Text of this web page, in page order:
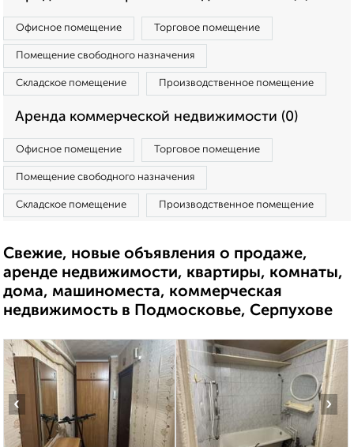
Офисное помещение Торговое помещение
Помещение свободного назначения
Складское помещение Производственное помещение
Аренда коммерческой недвижимости (0)
Офисное помещение Торговое помещение
Помещение свободного назначения
Складское помещение Производственное помещение
Свежие, новые объявления о продаже,
аренде недвижимости, квартиры, комнаты,
дома, машиноместа, коммерческая
недвижимость в Подмосковье, Серпухове
‹ ›